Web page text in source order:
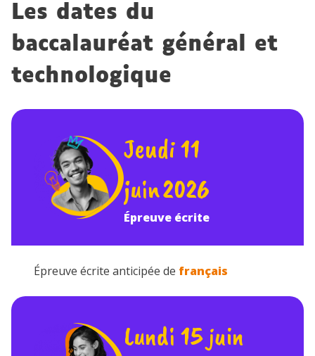
Les dates du
baccalauréat général et
technologique
Jeudi 11
juin 2026
Épreuve écrite
Épreuve écrite anticipée de français
Lundi 15 juin